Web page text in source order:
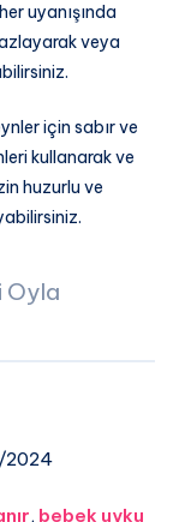
uyanışında
veya
için sabır ve
kullanarak ve
huzurlu ve
Oyla
2024
, bebek uyku